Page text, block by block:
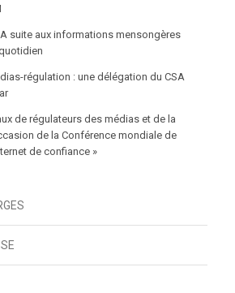
suite aux informations mensongères
régulation : une délégation du CSA
de régulateurs des médias et de la
de la Conférence mondiale de
de confiance »